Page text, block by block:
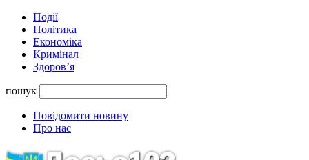
Події
Політика
Економіка
Кримінал
Здоров’я
пошук
Повідомити новину
Про нас